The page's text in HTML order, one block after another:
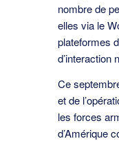
nombre de
elles via le
plateformes
d’interaction
Ce
et de
les forces
d’Amérique